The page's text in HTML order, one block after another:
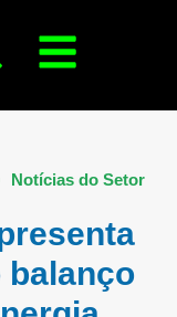
Notícias do Setor